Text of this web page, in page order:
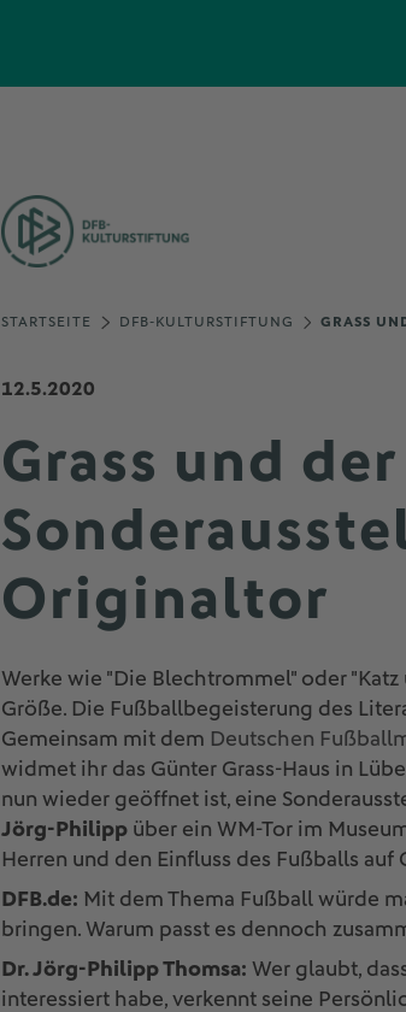
STARTSEITE DFB-KULTURSTIFTUNG GRASS
12.5.2020
Grass und
Originaltor
Werke wie "Die Blechtrommel" oder
Größe. Die Fußballbegeisterung des
Gemeinsam mit dem Deutschen
widmet ihr das Günter Grass-Haus in
nun wieder geöffnet ist, eine
Jörg-Philipp über ein WM-Tor im
Herren und den Einfluss des Fußballs auf
DFB.de: Mit dem Thema Fußball würde
bringen. Warum passt es dennoch
Dr. Jörg-Philipp Thomsa: Wer glaubt,
interessiert habe, verkennt seine